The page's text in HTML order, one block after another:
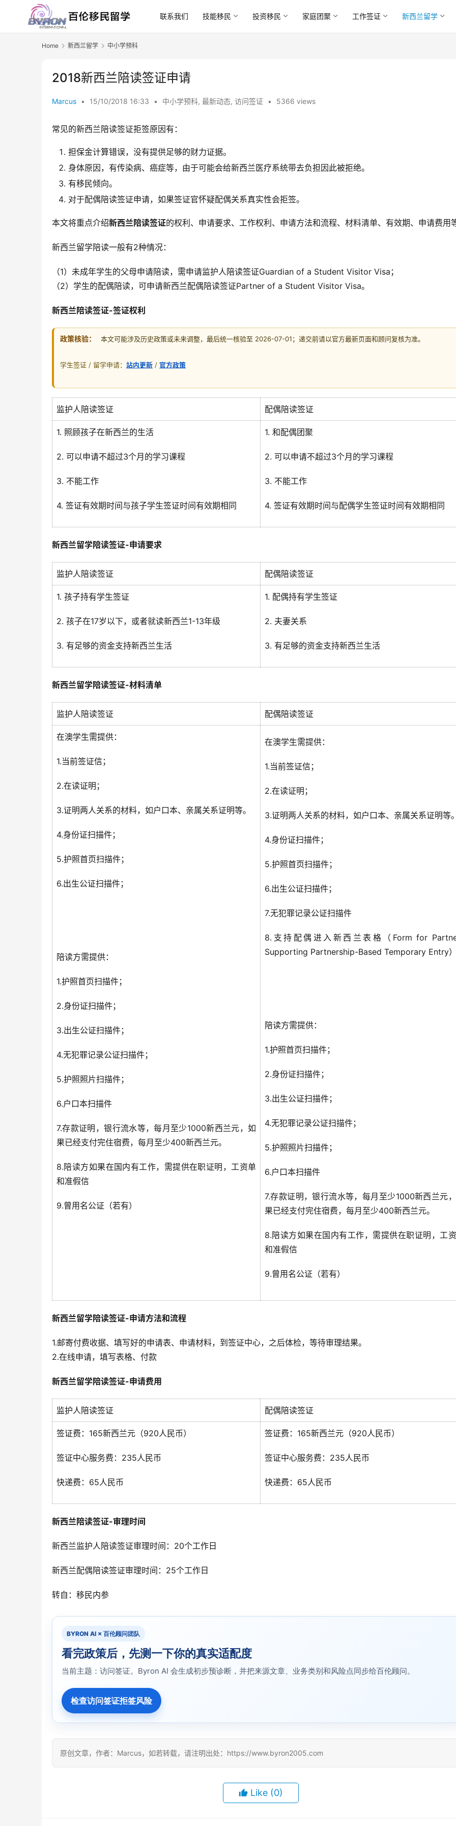
联系我们 技能移民 投资移民 家庭团聚 工作签证 新西兰留学
Home 新西兰留学 中小学预科
2018新西兰陪读签证申请
Marcus • 15/10/2018 16:33 • 中小学预科, 最新动态, 访问签证 • 5366 views
常见的新西兰陪读签证拒签原因有：
担保金计算错误，没有提供足够的财力证据。
身体原因，有传染病、癌症等，由于可能会给新西兰医疗系统带去负担因此被拒绝。
有移民倾向。
对于配偶陪读签证申请，如果签证官怀疑配偶关系真实性会拒签。
本文将重点介绍新西兰陪读签证的权利、申请要求、工作权利、申请方法和流程、材料清单、有效期、申请费用
新西兰留学陪读一般有2种情况：
（1）未成年学生的父母申请陪读，需申请监护人陪读签证Guardian of a Student Visitor Visa；
（2）学生的配偶陪读，可申请新西兰配偶陪读签证Partner of a Student Visitor Visa。
新西兰陪读签证-签证权利
政策核验： 本文可能涉及历史政策或未来调整，最后统一核验至 2026-07-01；递交前请以官方最新页面和顾问复核为准。
学生签证 / 留学申请： 站内更新 / 官方政策
监护人陪读签证 配偶陪读签证
1. 照顾孩子在新西兰的生活
2. 可以申请不超过3个月的学习课程
3. 不能工作
4. 签证有效期时间与孩子学生签证时间有效期相同
1. 和配偶团聚
2. 可以申请不超过3个月的学习课程
3. 不能工作
4. 签证有效期时间与配偶学生签证时间有效期相同
新西兰留学陪读签证-申请要求
监护人陪读签证 配偶陪读签证
1. 孩子持有学生签证
2. 孩子在17岁以下，或者就读新西兰1-13年级
3. 有足够的资金支持新西兰生活
1. 配偶持有学生签证
2. 夫妻关系
3. 有足够的资金支持新西兰生活
新西兰留学陪读签证-材料清单
监护人陪读签证 配偶陪读签证
在澳学生需提供：
1.当前签证信；
2.在读证明；
3.证明两人关系的材料，如户口本、亲属关系证明等。
4.身份证扫描件；
5.护照首页扫描件；
6.出生公证扫描件；
陪读方需提供：
1.护照首页扫描件；
2.身份证扫描件；
3.出生公证扫描件；
4.无犯罪记录公证扫描件；
5.护照照片扫描件；
6.户口本扫描件
7.存款证明，银行流水等，每月至少1000新西兰元，如
果已经支付完住宿费，每月至少400新西兰元。
8.陪读方如果在国内有工作，需提供在职证明，工资单
和准假信
9.曾用名公证（若有）
在澳学生需提供：
1.当前签证信；
2.在读证明；
3.证明两人关系的材料，如户口本、亲属关系证明等
4.身份证扫描件；
5.护照首页扫描件；
6.出生公证扫描件；
7.无犯罪记录公证扫描件
8.支持配偶进入新西兰表格（Form for
Supporting Partnership-Based Temporary Entry
陪读方需提供：
1.护照首页扫描件；
2.身份证扫描件；
3.出生公证扫描件；
4.无犯罪记录公证扫描件；
5.护照照片扫描件；
6.户口本扫描件
7.存款证明，银行流水等，每月至少1000新西兰元
果已经支付完住宿费，每月至少400新西兰元。
8.陪读方如果在国内有工作，需提供在职证明，工
和准假信
9.曾用名公证（若有）
新西兰留学陪读签证-申请方法和流程
1.邮寄付费收据、填写好的申请表、申请材料，到签证中心，之后体检，等待审理结果。
2.在线申请，填写表格、付款
新西兰留学陪读签证-申请费用
监护人陪读签证 配偶陪读签证
签证费：165新西兰元（920人民币）
签证中心服务费：235人民币
快递费：65人民币
签证费：165新西兰元（920人民币）
签证中心服务费：235人民币
快递费：65人民币
新西兰陪读签证-审理时间
新西兰监护人陪读签证审理时间：20个工作日
新西兰配偶陪读签证审理时间：25个工作日
转自：移民内参
BYRON AI × 百伦顾问团队
看完政策后，先测一下你的真实适配度
当前主题：访问签证。Byron AI 会生成初步预诊断，并把来源文章、业务类别和风险点同步给百伦顾问。
检查访问签证拒签风险
原创文章，作者：Marcus，如若转载，请注明出处：https://www.byron2005.com
Like (0)